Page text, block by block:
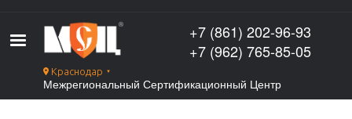
основному
содержанию
Краснодар ▼
Межрегиональный Сертификационный Центр
+7 (861) 202-96-93
+7 (962) 765-85-05